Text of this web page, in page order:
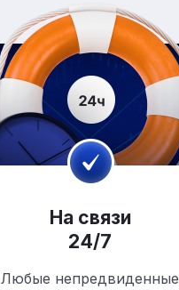
Любые непредвиденные
На связи
24/7